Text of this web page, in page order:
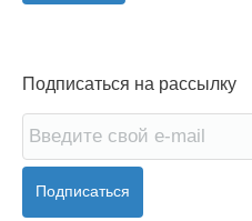
Подписаться на рассылку
Подписаться